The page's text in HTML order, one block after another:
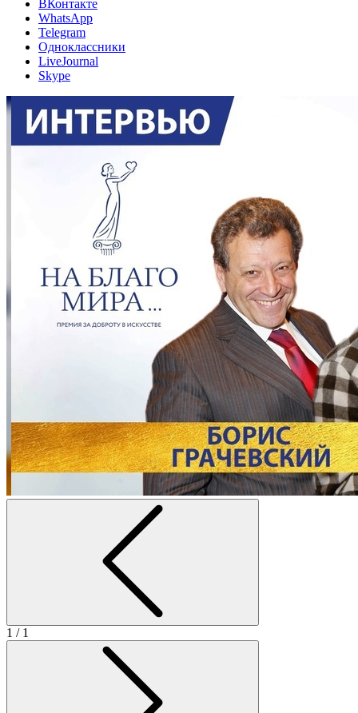
ВКонтакте
WhatsApp
Telegram
Одноклассники
LiveJournal
Skype
1 / 1